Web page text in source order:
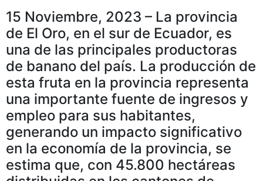
15 Noviembre, 2023 – La provincia
de El Oro, en el sur de Ecuador, es
una de las principales productoras
de banano del país. La producción de
esta fruta en la provincia representa
una importante fuente de ingresos y
empleo para sus habitantes,
generando un impacto significativo
en la economía de la provincia, se
estima que, con 45.800 hectáreas